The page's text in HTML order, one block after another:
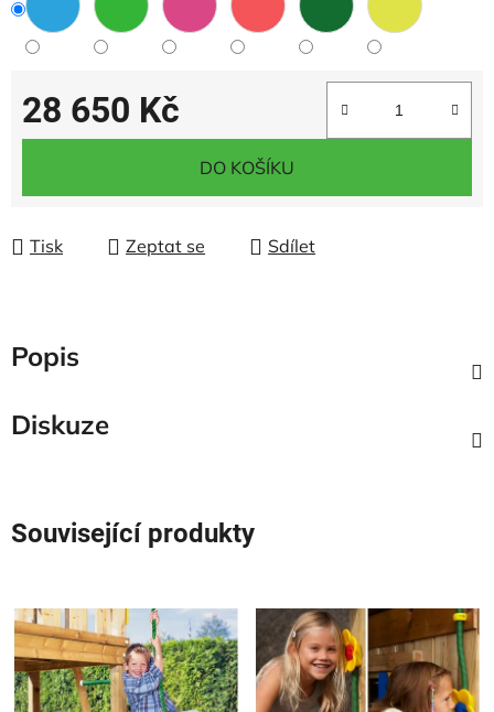
28 650 Kč
Měrná cena:
DO KOŠÍKU
Tisk Zeptat se Sdílet
Popis
Diskuze
Související produkty